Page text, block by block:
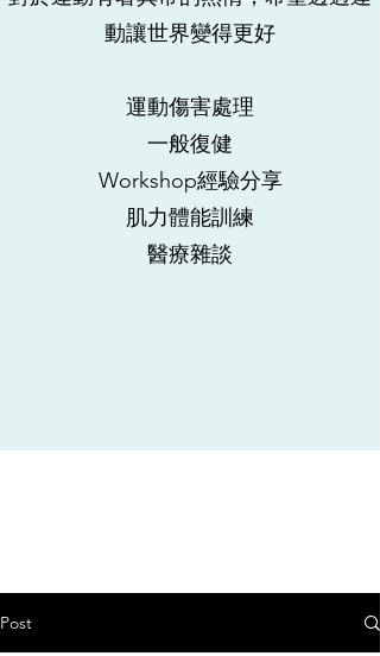
動讓世界變得更好
運動傷害處理
​一般復健
Workshop經驗分享
肌力體能訓練
​醫療雜談
Post